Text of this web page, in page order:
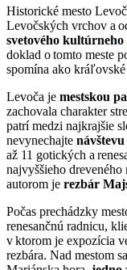
Historické mesto
Levočských vrchov a
svetového kultúrneho
doklad o tomto meste
spomína ako kráľovské
Levoča je mestskou
zachovala charakter
patrí medzi najkrajšie
nevynechajte
až 11 gotických a
najvyššieho
autorom je rezbár
Počas prechádzky
renesančnú radnicu,
v ktorom je expozícia
rezbára. Nad mestom